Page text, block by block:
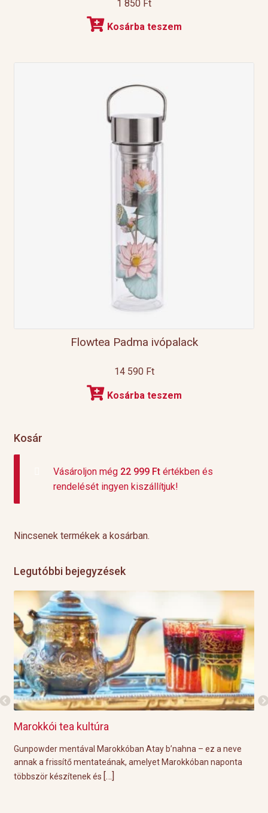
1 850 Ft
Kosárba teszem
Flowtea Padma ivópalack
14 590 Ft
Kosárba teszem
Kosár
Vásároljon még 22 999 Ftértékben és
rendelését ingyen kiszállítjuk!
Nincsenek termékek a kosárban.
Legutóbbi bejegyzések
Marokkói tea kultúra
Gunpowder mentával Marokkóban Atay b’nahna – ez a neve
annak a frissítő mentateának, amelyet Marokkóban naponta
többször készítenek és […]